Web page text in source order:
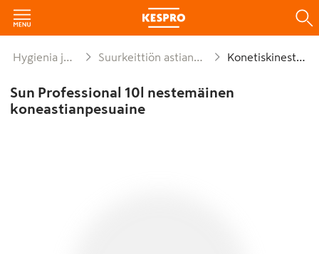
Hygienia ja siivous Suurkeittiön astianpesuaineet Konetiskinesteet
Sun Professional 10l nestemäinen
koneastianpesuaine